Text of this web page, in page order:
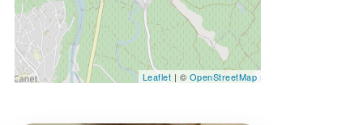
Leaflet | © OpenStreetMap